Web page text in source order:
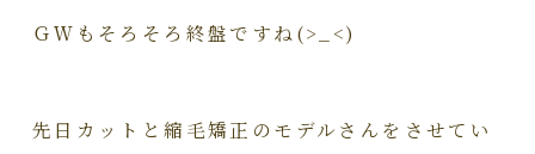
ＧＷもそろそろ終盤ですね(>_<)
先日カットと縮毛矯正のモデルさんをさせてい